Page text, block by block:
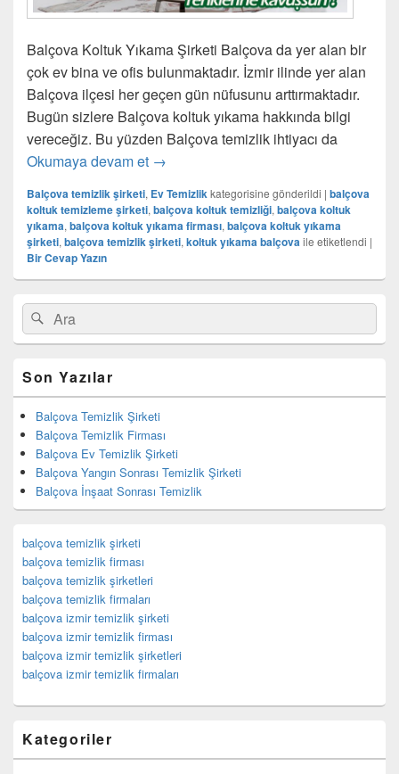
Balçova Koltuk Yıkama Şirketi Balçova da yer alan bir
çok ev bina ve ofis bulunmaktadır. İzmir ilinde yer alan
Balçova ilçesi her geçen gün nüfusunu arttırmaktadır.
Bugün sizlere Balçova koltuk yıkama hakkında bilgi
vereceğiz. Bu yüzden Balçova temizlik ihtiyacı da
Okumaya devam et Balçova Koltuk Yıkama Şirketi
→
Balçova temizlik şirketi, Ev Temizlikkategorisine gönderildi | balçova
koltuk temizleme şirketi, balçova koltuk temizliği, balçova koltuk
yıkama, balçova koltuk yıkama firması, balçova koltuk yıkama
şirketi, balçova temizlik şirketi, koltuk yıkama balçovaile etiketlendi |
Bir Cevap Yazın
Birincil
yan
bar
eklenti
Search
for:
Ara
Son Yazılar
Balçova Temizlik Şirketi
Balçova Temizlik Firması
Balçova Ev Temizlik Şirketi
Balçova Yangın Sonrası Temizlik Şirketi
Balçova İnşaat Sonrası Temizlik
balçova temizlik şirketi
balçova temizlik firması
balçova temizlik şirketleri
balçova temizlik firmaları
balçova izmir temizlik şirketi
balçova izmir temizlik firması
balçova izmir temizlik şirketleri
balçova izmir temizlik firmaları
Kategoriler